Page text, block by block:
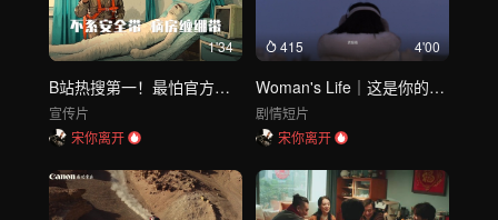
1'34
B站热搜第一！最怕官方整活，骨灰盒都出来了！国家电网安全生产月公益广告！
宣传片
宋你离开
415 4'00
Woman's Life｜这是你的故事
剧情短片
宋你离开